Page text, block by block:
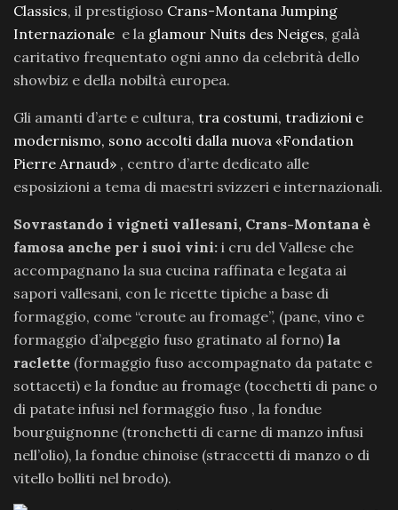
Classics, il prestigioso Crans-Montana Jumping
Internazionale e la glamour Nuits des Neiges, galà
caritativo frequentato ogni anno da celebrità dello
showbiz e della nobiltà europea.
Gli amanti d’arte e cultura, tra costumi, tradizioni e
modernismo, sono accolti dalla nuova «Fondation
Pierre Arnaud» , centro d’arte dedicato alle
esposizioni a tema di maestri svizzeri e internazionali.
Sovrastando i vigneti vallesani, Crans-Montana è
famosa anche per i suoi vini: i cru del Vallese che
accompagnano la sua cucina raffinata e legata ai
sapori vallesani, con le ricette tipiche a base di
formaggio, come “croute au fromage”, (pane, vino e
formaggio d’alpeggio fuso gratinato al forno) la
raclette (formaggio fuso accompagnato da patate e
sottaceti) e la fondue au fromage (tocchetti di pane o
di patate infusi nel formaggio fuso , la fondue
bourguignonne (tronchetti di carne di manzo infusi
nell’olio), la fondue chinoise (straccetti di manzo o di
vitello bolliti nel brodo).